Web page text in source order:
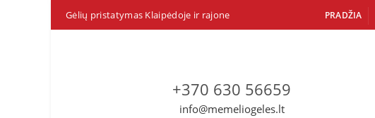
Gėlių pristatymas Klaipėdoje ir rajone PRADŽIA
+370 630 56659
info@memeliogeles.lt